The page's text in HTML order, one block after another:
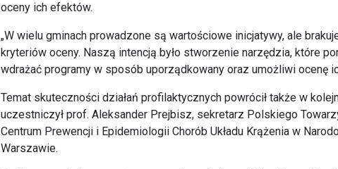
oceny ich efektów.
„W wielu gminach prowadzone są wartościowe inicjatywy, ale
kryteriów oceny. Naszą intencją było stworzenie narzędzia, które
wdrażać programy w sposób uporządkowany oraz umożliwi ocenę
Temat skuteczności działań profilaktycznych powrócił także w
uczestniczył prof. Aleksander Prejbisz, sekretarz Polskiego
Centrum Prewencji i Epidemiologii Chorób Układu Krążenia w
Warszawie.